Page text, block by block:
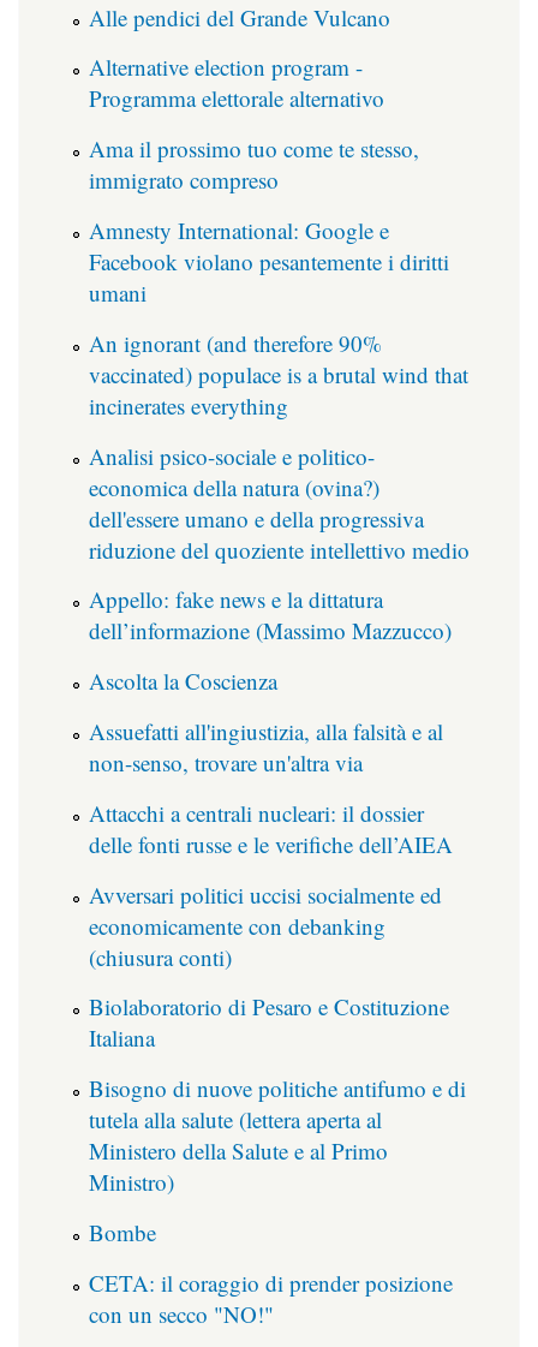
Alle pendici del Grande Vulcano
Alternative election program -
Programma elettorale alternativo
Ama il prossimo tuo come te stesso,
immigrato compreso
Amnesty International: Google e
Facebook violano pesantemente i diritti
umani
An ignorant (and therefore 90%
vaccinated) populace is a brutal wind that
incinerates everything
Analisi psico-sociale e politico-
economica della natura (ovina?)
dell'essere umano e della progressiva
riduzione del quoziente intellettivo medio
Appello: fake news e la dittatura
dell’informazione (Massimo Mazzucco)
Ascolta la Coscienza
Assuefatti all'ingiustizia, alla falsità e al
non-senso, trovare un'altra via
Attacchi a centrali nucleari: il dossier
delle fonti russe e le verifiche dell’AIEA
Avversari politici uccisi socialmente ed
economicamente con debanking
(chiusura conti)
Biolaboratorio di Pesaro e Costituzione
Italiana
Bisogno di nuove politiche antifumo e di
tutela alla salute (lettera aperta al
Ministero della Salute e al Primo
Ministro)
Bombe
CETA: il coraggio di prender posizione
con un secco "NO!"